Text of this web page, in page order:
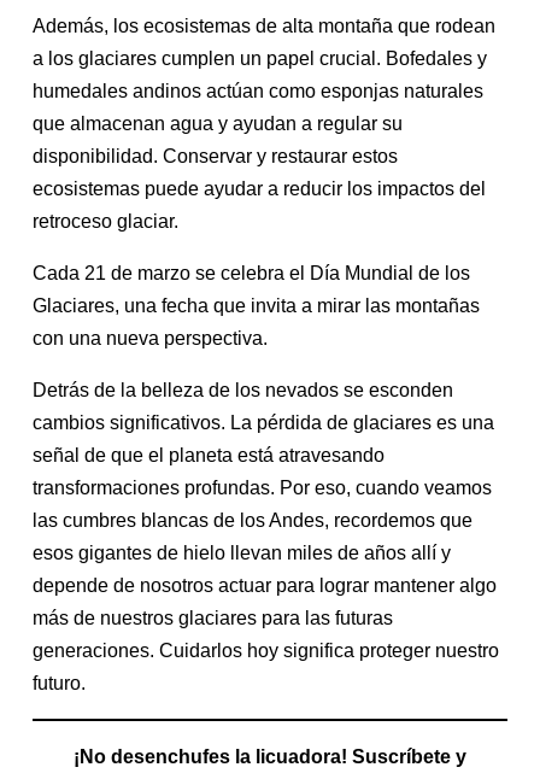
Además, los ecosistemas de alta montaña que rodean
a los glaciares cumplen un papel crucial. Bofedales y
humedales andinos actúan como esponjas naturales
que almacenan agua y ayudan a regular su
disponibilidad. Conservar y restaurar estos
ecosistemas puede ayudar a reducir los impactos del
retroceso glaciar.
Cada 21 de marzo se celebra el Día Mundial de los
Glaciares, una fecha que invita a mirar las montañas
con una nueva perspectiva.
Detrás de la belleza de los nevados se esconden
cambios significativos. La pérdida de glaciares es una
señal de que el planeta está atravesando
transformaciones profundas. Por eso, cuando veamos
las cumbres blancas de los Andes, recordemos que
esos gigantes de hielo llevan miles de años allí y
depende de nosotros actuar para lograr mantener algo
más de nuestros glaciares para las futuras
generaciones. Cuidarlos hoy significa proteger nuestro
futuro.
¡No desenchufes la licuadora! Suscríbete y